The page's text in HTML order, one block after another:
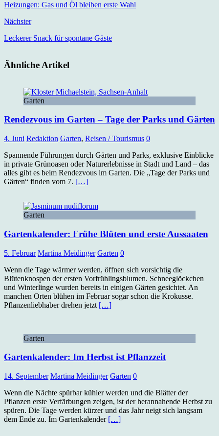
Heizungen: Gas und Öl bleiben erste Wahl
Nächster
Leckerer Snack für spontane Gäste
Ähnliche Artikel
Garten
Rendezvous im Garten – Tage der Parks und Gärten
4. Juni Redaktion Garten, Reisen / Tourismus 0
Spannende Führungen durch Gärten und Parks, exklusive Einblicke
in private Grünoasen oder Naturerlebnisse in Stadt und Land – das
alles gibt es beim Rendezvous im Garten. Die „Tage der Parks und
Gärten“ finden vom 7. […]
Garten
Gartenkalender: Frühe Blüten und erste Aussaaten
5. Februar Martina Meidinger Garten 0
Wenn die Tage wärmer werden, öffnen sich vorsichtig die
Blütenknospen der ersten Vorfrühlingsblumen. Schneeglöckchen
und Winterlinge wurden bereits in einigen Gärten gesichtet. An
manchen Orten blühen im Februar sogar schon die Krokusse.
Pflanzenliebhaber drehen jetzt […]
Garten
Gartenkalender: Im Herbst ist Pflanzzeit
14. September Martina Meidinger Garten 0
Wenn die Nächte spürbar kühler werden und die Blätter der
Pflanzen erste Verfärbungen zeigen, ist der herannahende Herbst zu
spüren. Die Tage werden kürzer und das Jahr neigt sich langsam
dem Ende zu. Im Gartenkalender […]